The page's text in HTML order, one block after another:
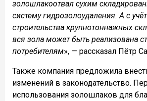
золошлакоотвал сухим
систему гидрозолоудаления. А с
строительства крупнотоннажных
вся зола может быть реализована
потребителям», — рассказал Пётр
Также компания предложила
изменений в законодательство.
использования золошлаков для